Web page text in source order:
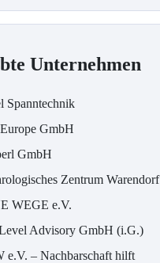
Unternehmen
Spanntechnik
GmbH
GmbH
Zentrum Warendorf
WEGE e.V.
Advisory GmbH (i.G.)
e.V. – Nachbarschaft hilft